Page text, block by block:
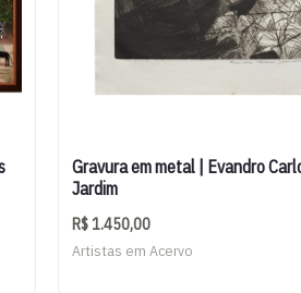
Gravura em metal | Evandro
Jardim
R$1.450,00
Artistas em Acervo